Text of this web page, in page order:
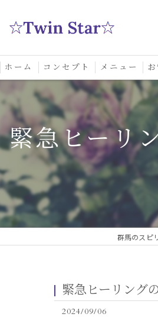
ホーム コンセプト メニュー
スクール
緊急ヒーリ
群馬のスピ
緊急ヒーリング
2024/09/06